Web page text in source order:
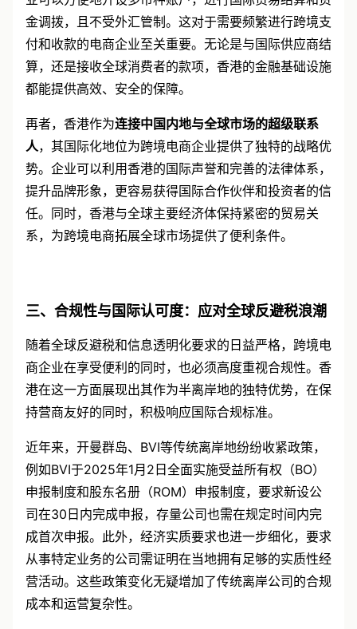
金调拨，且不受外汇管制。这对于需要频繁进行跨境支
付和收款的电商企业至关重要。无论是与国际供应商结
算，还是接收全球消费者的款项，香港的金融基础设施
都能提供高效、安全的保障。
再者，香港作为连接中国内地与全球市场的超级联系
人，其国际化地位为跨境电商企业提供了独特的战略优
势。企业可以利用香港的国际声誉和完善的法律体系，
提升品牌形象，更容易获得国际合作伙伴和投资者的信
任。同时，香港与全球主要经济体保持紧密的贸易关
系，为跨境电商拓展全球市场提供了便利条件。
三、合规性与国际认可度：应对全球反避税浪潮
随着全球反避税和信息透明化要求的日益严格，跨境电
商企业在享受便利的同时，也必须高度重视合规性。香
港在这一方面展现出其作为半离岸地的独特优势，在保
持营商友好的同时，积极响应国际合规标准。
近年来，开曼群岛、BVI等传统离岸地纷纷收紧政策，
例如BVI于2025年1月2日全面实施受益所有权（BO）
申报制度和股东名册（ROM）申报制度，要求新设公
司在30日内完成申报，存量公司也需在规定时间内完
成首次申报。此外，经济实质要求也进一步细化，要求
从事特定业务的公司需证明在当地拥有足够的实质性经
营活动。这些政策变化无疑增加了传统离岸公司的合规
成本和运营复杂性。